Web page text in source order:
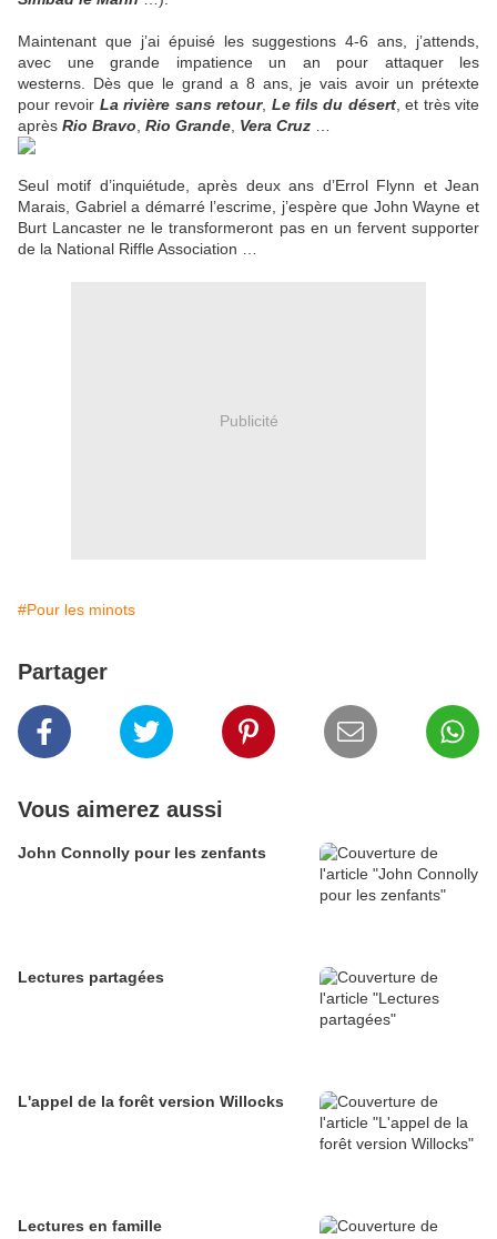
Maintenant que j’ai épuisé les suggestions 4-6 ans, j’attends,
avec une grande impatience un an pour attaquer les
westerns. Dès que le grand a 8 ans, je vais avoir un prétexte
pour revoir La rivière sans retour, Le fils du désert, et très vite
après Rio Bravo Rio Grande Vera Cruz
Seul motif d’inquiétude, après deux ans d’Errol Flynn et Jean
Marais, Gabriel a démarré l’escrime, j’espère que John Wayne et
Burt Lancaster ne le transformeront pas en un fervent supporter
de la National Riffle Association …
Publicité
#Pour les minots
Partager
Vous aimerez aussi
John Connolly pour les zenfants
Lectures partagées
L'appel de la forêt version Willocks
Lectures en famille